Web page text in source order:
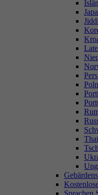
Sprachen